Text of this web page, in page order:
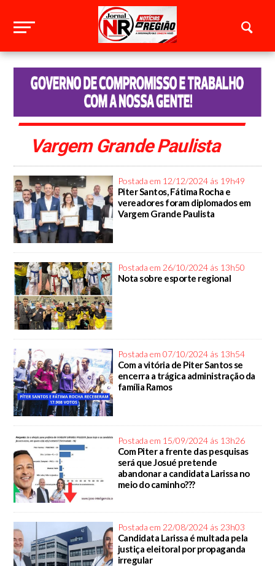
Vargem Grande Paulista
Postada em 12/12/2024 ás 19h49
Piter Santos, Fátima Rocha e
vereadores foram diplomados em
Vargem Grande Paulista
Postada em 26/10/2024 ás 13h50
Nota sobre esporte regional
Postada em 07/10/2024 ás 13h54
Com a vitória de Piter Santos se
encerra a trágica administração da
família Ramos
Postada em 15/09/2024 ás 13h26
Com Piter a frente das pesquisas
será que Josué pretende
abandonar a candidata Larissa no
meio do caminho???
Postada em 22/08/2024 ás 23h03
Candidata Larissa é multada pela
justiça eleitoral por propaganda
irregular